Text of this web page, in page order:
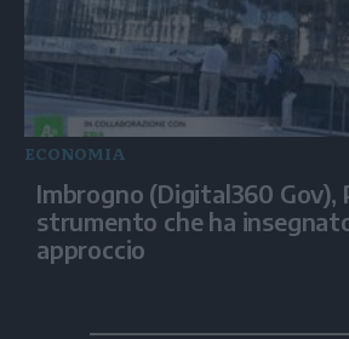
ECONOMIA
Imbrogno (Digital360 Gov),
strumento che ha
approccio